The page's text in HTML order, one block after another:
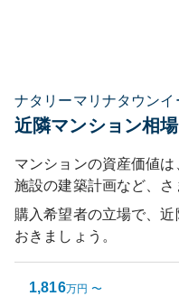
ナタリーマリナタウン
近隣マンション相場
マンションの資産価値
施設の建築計画など、さ
購入希望者の立場で、
おきましょう。
1,816万円 〜